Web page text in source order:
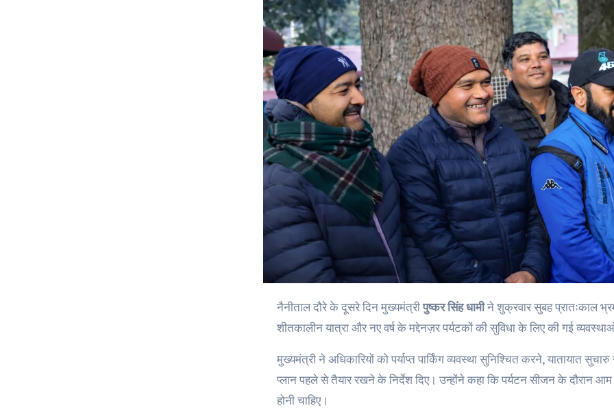
नैनीताल दौरे के दूसरे दिन मुख्यमंत्रीपुष्कर सिंह धामीने शुक्रवार सुबह प्रातःकाल
शीतकालीन यात्रा और नए वर्ष के मद्देनज़र पर्यटकों की सुविधा के लिए की गई
मुख्यमंत्री ने अधिकारियों को पर्याप्त पार्किंग व्यवस्था सुनिश्चित करने, यातायात
प्लान पहले से तैयार रखने के निर्देश दिए। उन्होंने कहा कि पर्यटन सीजन के दौरान
होनी चाहिए।